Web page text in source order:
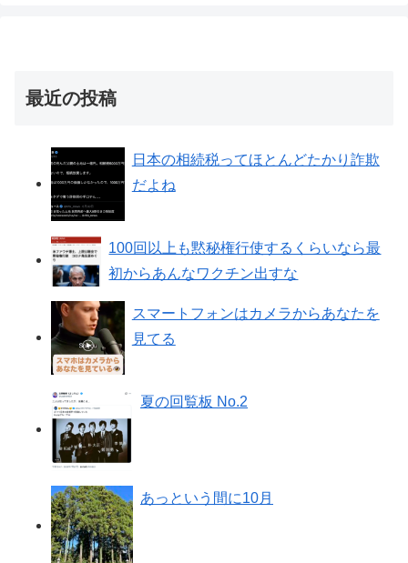
最近の投稿
日本の相続税ってほとんどたかり詐欺
だよね
100回以上も黙秘権行使するくらいなら最
初からあんなワクチン出すな
スマートフォンはカメラからあなたを
見てる
夏の回覧板 No.2
あっという間に10月